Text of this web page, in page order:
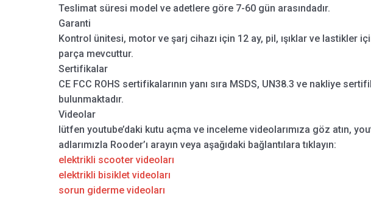
Teslimat süresi model ve adetlere göre 7-60 gün arasındadır.
Garanti
Kontrol ünitesi, motor ve şarj cihazı için 12 ay, pil, ışıklar ve lastikler
parça mevcuttur.
Sertifikalar
CE FCC ROHS sertifikalarının yanı sıra MSDS, UN38.3 ve nakliye
bulunmaktadır.
Videolar
lütfen youtube’daki kutu açma ve inceleme videolarımıza göz atın,
adlarımızla Rooder’ı arayın veya aşağıdaki bağlantılara tıklayın:
elektrikli scooter videoları
elektrikli bisiklet videoları
sorun giderme videoları